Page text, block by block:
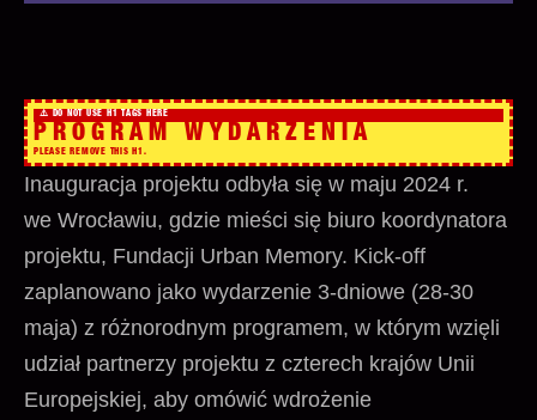
PROGRAM WYDARZENIA
Inauguracja projektu odbyła się w maju 2024 r.
we Wrocławiu, gdzie mieści się biuro koordynatora
projektu, Fundacji Urban Memory. Kick-off
zaplanowano jako wydarzenie 3-dniowe (28-30
maja) z różnorodnym programem, w którym wzięli
udział partnerzy projektu z czterech krajów Unii
Europejskiej, aby omówić wdrożenie